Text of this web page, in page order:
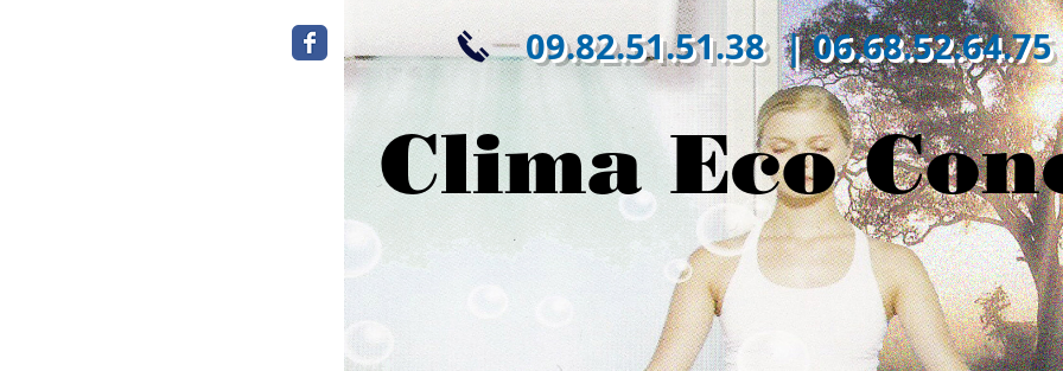
09.82.51.51.38 | 06.68.52.64.75
Clima Eco